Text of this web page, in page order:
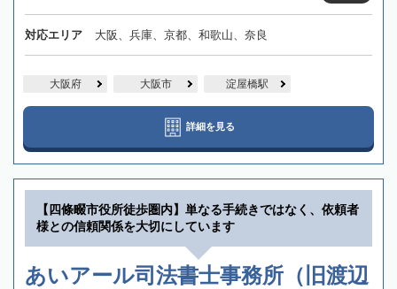
対応エリア 大阪、兵庫、京都、和歌山、奈良
大阪府 大阪市 淀屋橋駅
詳細を見る
【四條畷市役所徒歩圏内】単なる手続きではなく、依頼者
様との信頼関係を大切にしています
あいアール司法書士事務所（旧渡辺